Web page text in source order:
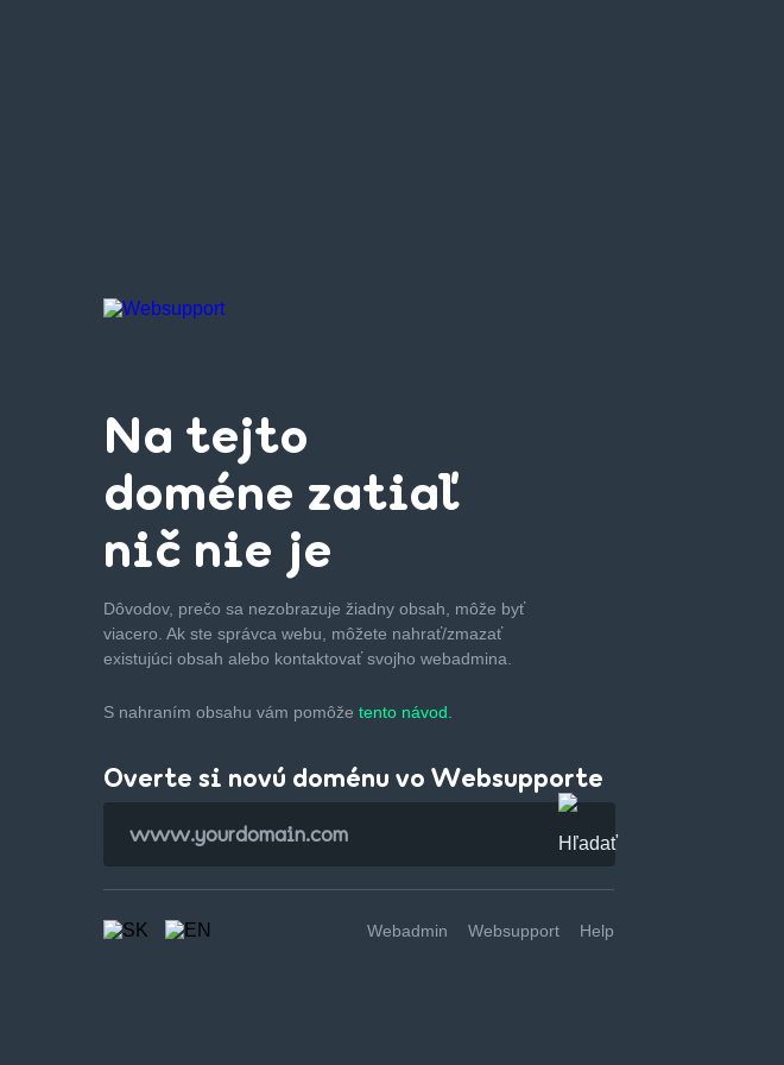
Na tejto
doméne zatiaľ
nič nie je
Dôvodov, prečo sa nezobrazuje žiadny obsah, môže byť
viacero. Ak ste správca webu, môžete nahrať/zmazať
existujúci obsah alebo kontaktovať svojho webadmina.
S nahraním obsahu vám pomôže tento návod.
Overte si novú doménu vo Websupporte
Webadmin Websupport Help